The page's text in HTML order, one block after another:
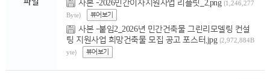
사본 -2026민간이자지원사업 리플릿_2.png (1,246,277
Byte)
뷰어보기
사본 -붙임2_2026년 민간건축물 그린리모델링 컨설
팅 지원사업 희망건축물 모집 공고 포스터.jpg (2,972,884B
yte)
뷰어보기